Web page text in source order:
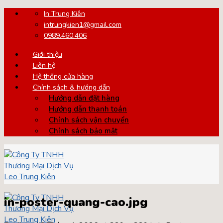
Skip
In Trung Kiên
intrungkien1@gmail.com
0989.460.406
Giới thiệu
Liên hệ
Hệ thống cửa hàng
Chính sách & hướng dẫn
Hướng dẫn đặt hàng
Hướng dẫn thanh toán
Chính sách vận chuyển
Chính sách bảo mật
in-poster-quang-cao.jpg